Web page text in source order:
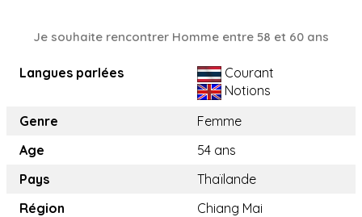
Je souhaite rencontrer Homme entre 58 et 60 ans
Langues parlées
Courant
Notions
Genre
Femme
Age
54 ans
Pays
Thaïlande
Région
Chiang Mai